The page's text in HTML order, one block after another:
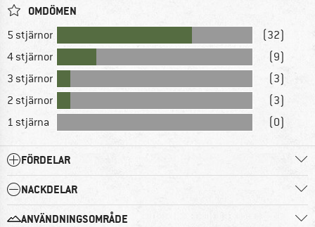
OMDÖMEN
5 stjärnor
(32)
4 stjärnor
(9)
3 stjärnor
(3)
2 stjärnor
(3)
1 stjärna
(0)
FÖRDELAR
NACKDELAR
ANVÄNDNINGSOMRÅDE